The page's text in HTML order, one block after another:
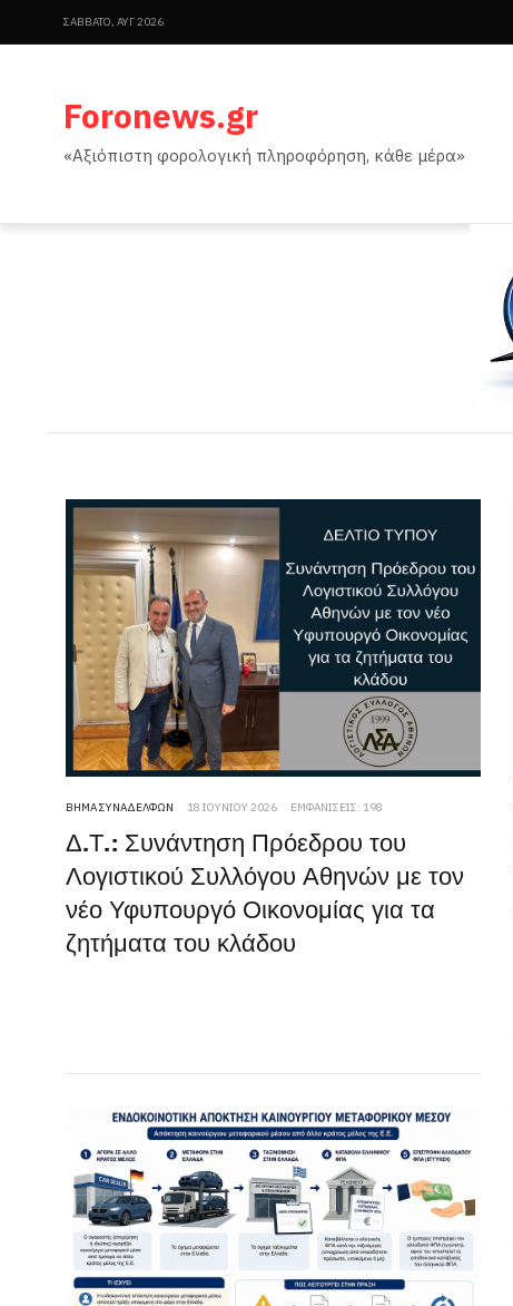
ΣΆΒΒΑΤΟ, ΑΥΓ 2026
Foronews.gr
«Αξιόπιστη φορολογική πληροφόρηση, κάθε μέρα»
ΒΉΜΑ ΣΥΝΑΔΈΛΦΩΝ 18 ΙΟΥΝΊΟΥ 2026 ΕΜΦΑΝΊΣΕΙΣ: 198
Δ.Τ.: Συνάντηση Πρόεδρου του
Λογιστικού Συλλόγου Αθηνών με τον
νέο Υφυπουργό Οικονομίας για τα
ζητήματα του κλάδου